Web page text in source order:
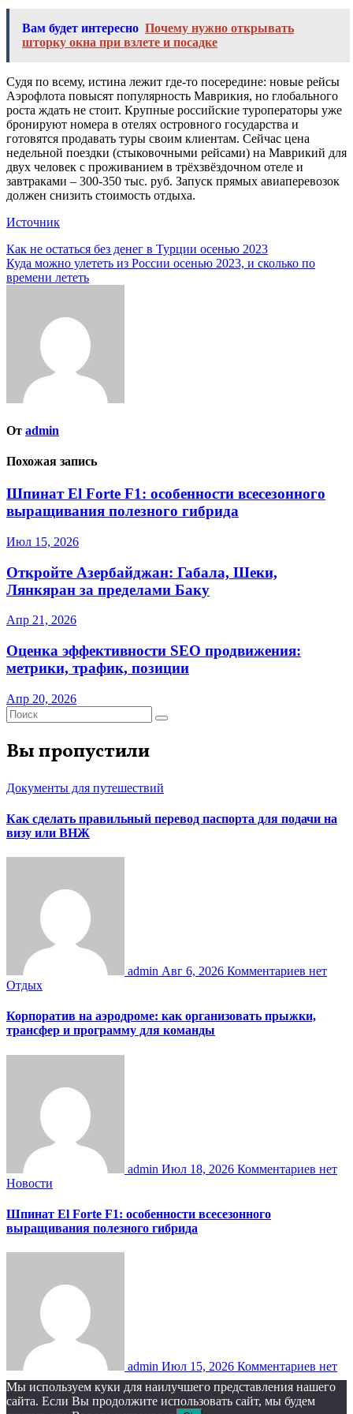
Вам будет интересно Почему нужно открывать
шторку окна при взлете и посадке
Судя по всему, истина лежит где-то посередине: новые рейсы
Аэрофлота повысят популярность Маврикия, но глобального
роста ждать не стоит. Крупные российские туроператоры уже
бронируют номера в отелях островного государства и
готовятся продавать туры своим клиентам. Сейчас цена
недельной поездки (стыковочными рейсами) на Маврикий для
двух человек с проживанием в трёхзвёздочном отеле и
завтраками – 300-350 тыс. руб. Запуск прямых авиаперевозок
должен снизить стоимость отдыха.
Источник
Навигация
по
Как не остаться без денег в Турции осенью 2023
Куда можно улететь из России осенью 2023, и сколько по
времени лететь
От admin
Похожая запись
Шпинат El Forte F1: особенности всесезонного
выращивания полезного гибрида
Июл 15, 2026
Откройте Азербайджан: Габала, Шеки,
Лянкяран за пределами Баку
Апр 21, 2026
Оценка эффективности SEO продвижения:
метрики, трафик, позиции
Апр 20, 2026
Вы пропустили
Документы для путешествий
Как сделать правильный перевод паспорта для подачи на
визу или ВНЖ
admin Авг 6, 2026 Комментариев нет
Отдых
Корпоратив на аэродроме: как организовать прыжки,
трансфер и программу для команды
admin Июл 18, 2026 Комментариев нет
Новости
Шпинат El Forte F1: особенности всесезонного
выращивания полезного гибрида
admin Июл 15, 2026 Комментариев нет
Мы используем куки для наилучшего представления нашего
сайта. Если Вы продолжите использовать сайт, мы будем